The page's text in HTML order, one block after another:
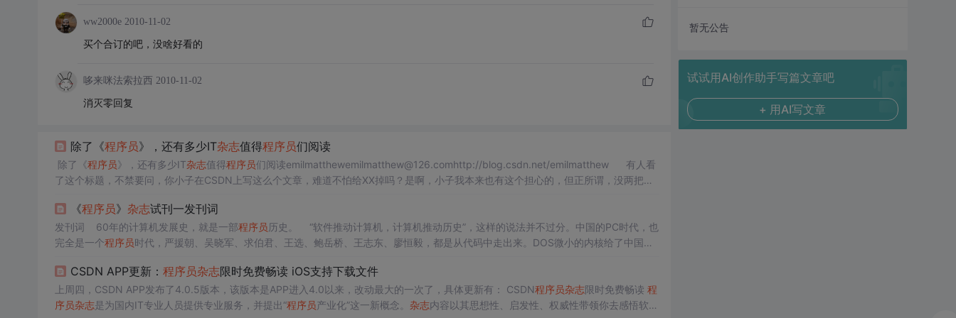
ww2000e 2010-11-02
买个合订的吧，没啥好看的
哆来咪法索拉西 2010-11-02
消灭零回复
除了《程序员》，还有多少IT杂志值得程序员们阅读
除了《程序员》，还有多少IT杂志值得程序员们阅读emilmatthewemilmatthew@126.comhttp://blog.csdn.net/emilmatthew 有人看
了这个标题，不禁要问，你小子在CSDN上写这么个文章，难道不怕给XX掉吗？是啊，小子我本来也有这个担心的，但正所谓，没两把刷
《程序员》 杂志试刊一发刊词
发刊词 60年的计算机发展史，就是一部程序员历史。 “软件推动计算机，计算机推动历史”，这样的说法并不过分。中国的PC时代，也
完全是一个程序员时代，严援朝、吴晓军、求伯君、王选、鲍岳桥、王志东、廖恒毅，都是从代码中走出来。DOS微小的内核给了中国一
个中国信息产业
CSDN APP更新： 程序员杂志限时免费畅读 iOS支持下载文件
上周四，CSDN APP发布了4.0.5版本，该版本是APP进入4.0以来，改动最大的一次了，具体更新有： CSDN程序员杂志限时免费畅读 程
序员杂志是为国内IT专业人员提供专业服务，并提出“程序员产业化”这一新概念。 杂志内容以其思想性、启发性、权威性带领你去感悟软件
暂无公告
试试用AI创作助手写篇文章吧
+ 用AI写文章